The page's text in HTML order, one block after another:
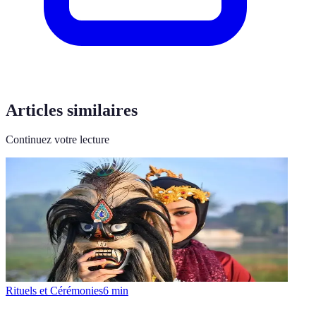
Articles similaires
Continuez votre lecture
Rituels et Cérémonies6 min